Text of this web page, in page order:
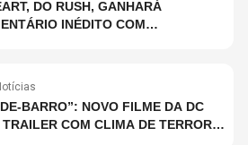
DO RUSH, GANHARÁ
INÉDITO COM
BARRO”: NOVO FILME DA DC
COM CLIMA DE TERROR;